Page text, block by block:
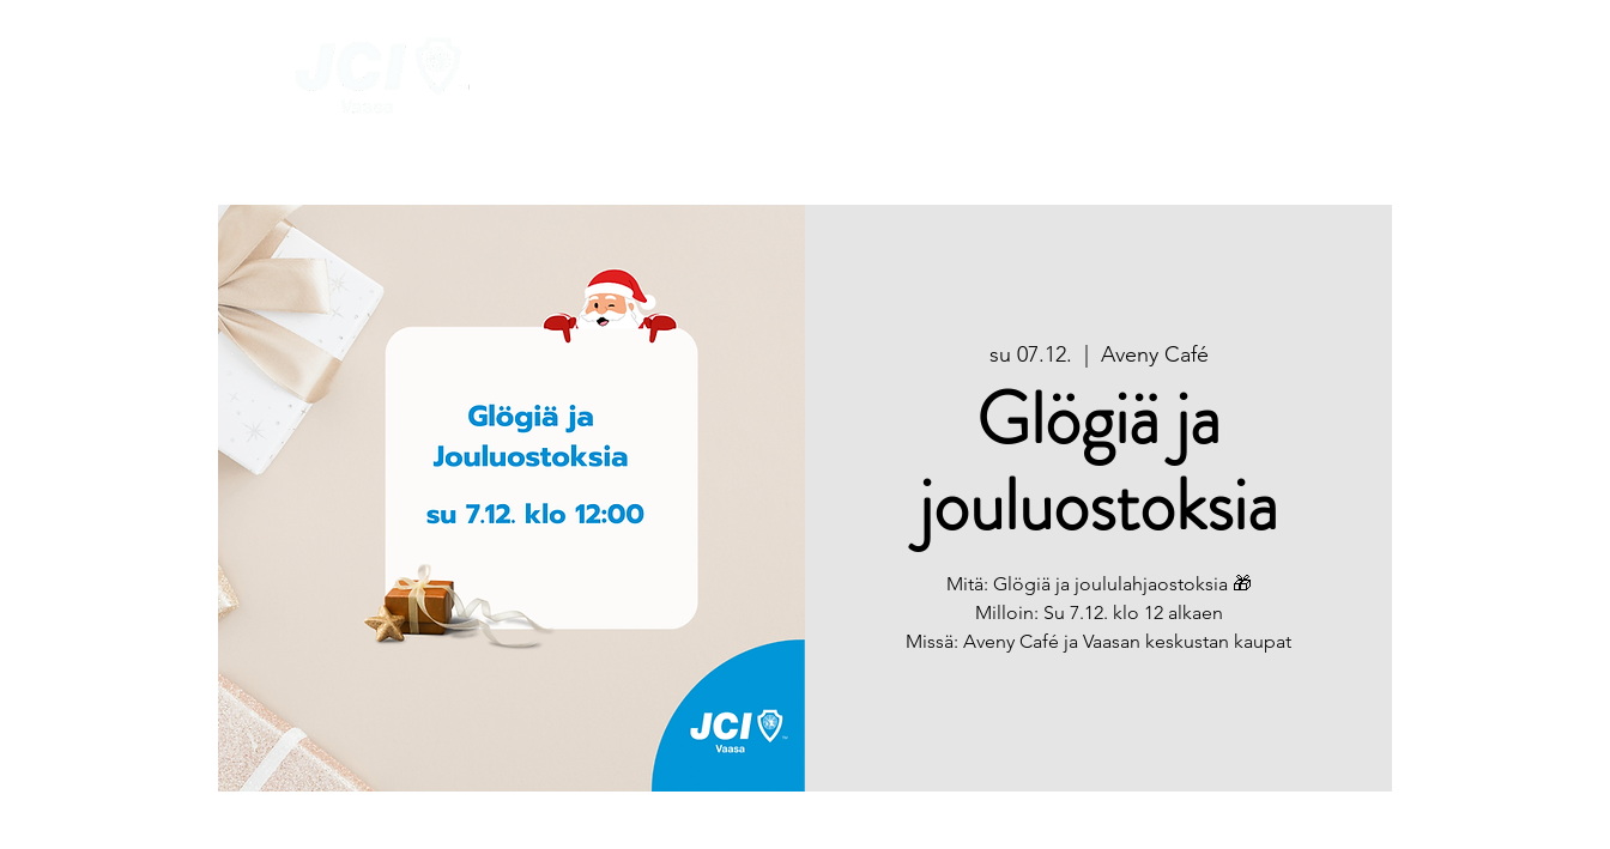
su 07.12. Aveny Café
Glögiä ja
jouluostoksia
Mitä: Glögiä ja joululahjaostoksia 🎁
Milloin: Su 7.12. klo 12 alkaen
Missä: Aveny Café ja Vaasan keskustan kaupat
Nuorkauppakamari